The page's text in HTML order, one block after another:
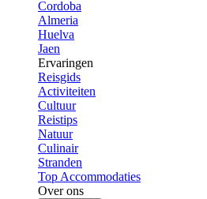
Cordoba
Almeria
Huelva
Jaen
Ervaringen
Reisgids
Activiteiten
Cultuur
Reistips
Natuur
Culinair
Stranden
Top Accommodaties
Over ons